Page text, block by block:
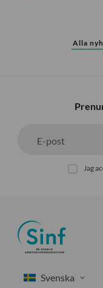
Alla
E-post
Jag